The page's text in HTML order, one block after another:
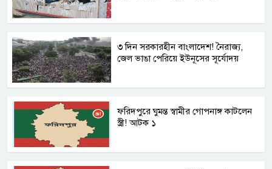
৩ দিন সরকারহীন বাংলাদেশ! নৈরাজ্য,
জেল ভাঙা পেরিয়ে ইউনূসের সূর্যোদয়
ফরিদপুরে ঘুমন্ত স্বামীর গোপনাঙ্গ কাটলেন
স্ত্রী! আটক ১